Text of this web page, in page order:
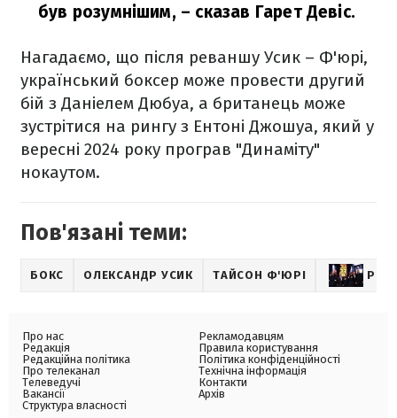
був розумнішим, – сказав Гарет Девіс.
Нагадаємо, що після реваншу Усик – Ф'юрі,
український боксер може провести другий
бій з Даніелем Дюбуа, а британець може
зустрітися на рингу з Ентоні Джошуа, який у
вересні 2024 року програв "Динаміту"
нокаутом.
Пов'язані теми:
БОКС ОЛЕКСАНДР УСИК ТАЙСОН Ф'ЮРІ
Про нас
Редакція
Редакційна політика
Про телеканал
Телеведучі
Вакансії
Структура власності
Рекламодавцям
Правила користування
Політика конфіденційності
Технічна інформація
Контакти
Архів